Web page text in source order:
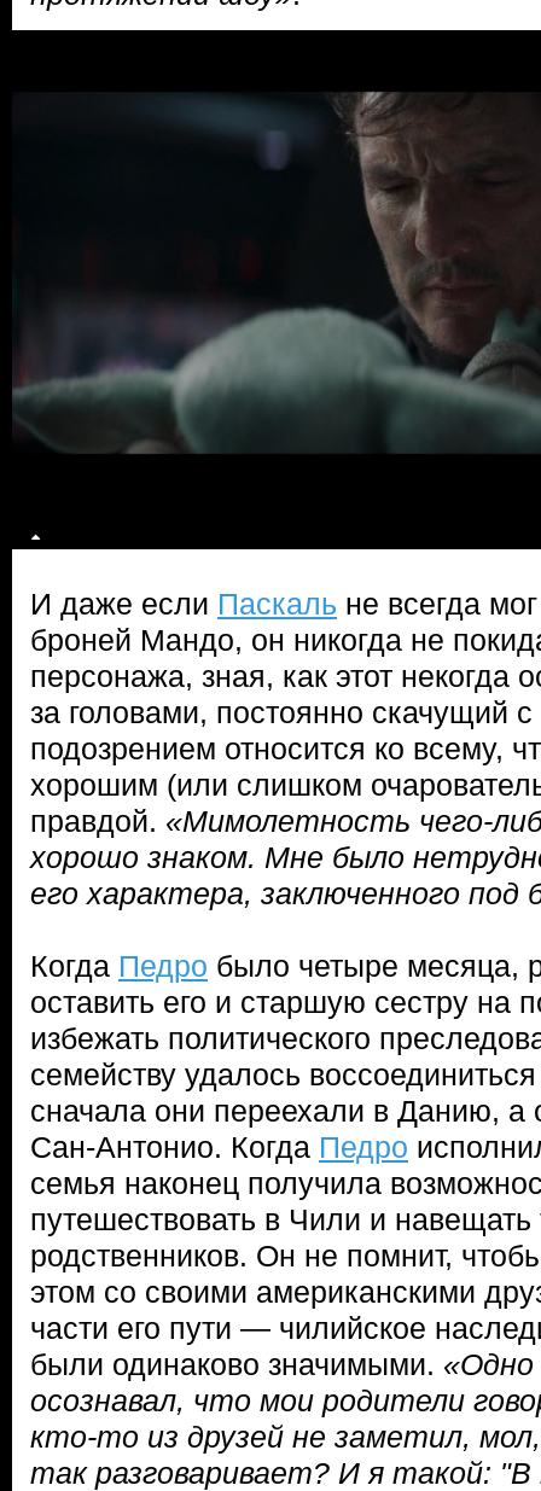
И даже если Паскаль не всегда
броней Мандо, он никогда не
персонажа, зная, как этот некогда
за головами, постоянно скачущий
подозрением относится ко всему,
хорошим (или слишком
правдой. «Мимолетность чего-
хорошо знаком. Мне было
его характера, заключенного под
Когда Педро было четыре месяца,
оставить его и старшую сестру на
избежать политического
семейству удалось
сначала они переехали в Данию, а
Сан-Антонио. Когда Педро
семья наконец получила
путешествовать в Чили и
родственников. Он не помнит,
этом со своими американскими
части его пути — чилийское
были одинаково значимыми. «Одно
осознавал, что мои родители
кто-то из друзей не заметил,
так разговаривает? И я такой: